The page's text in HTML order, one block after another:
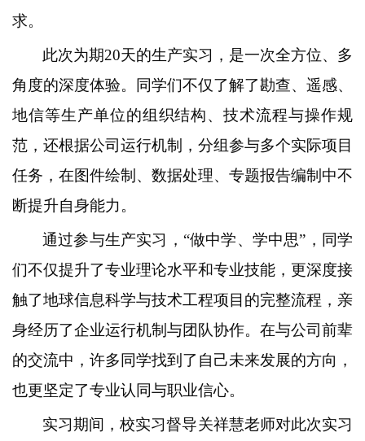
求。
此次为期20天的生产实习，是一次全方位、多
角度的深度体验。同学们不仅了解了勘查、遥感、
地信等生产单位的组织结构、技术流程与操作规
范，还根据公司运行机制，分组参与多个实际项目
任务，在图件绘制、数据处理、专题报告编制中不
断提升自身能力。
通过参与生产实习，“做中学、学中思”，同学
们不仅提升了专业理论水平和专业技能，更深度接
触了地球信息科学与技术工程项目的完整流程，亲
身经历了企业运行机制与团队协作。在与公司前辈
的交流中，许多同学找到了自己未来发展的方向，
也更坚定了专业认同与职业信心。
实习期间，校实习督导关祥慧老师对此次实习